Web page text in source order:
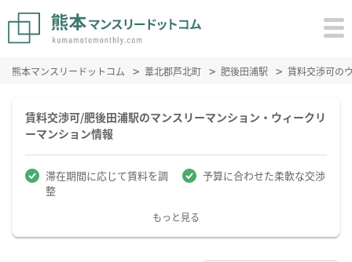
熊本マンスリードットコム 葦北郡芦北町 肥後田浦駅 賃料交渉可の
賃料交渉可/肥後田浦駅のマンスリーマンション・ウィークリ
ーマンション情報
滞在期間に応じて賃料を調
整
予算に合わせた柔軟な交渉
もっと見る